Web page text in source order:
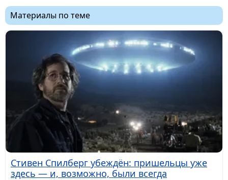
Материалы по теме
Стивен Спилберг убеждён: пришельцы уже
здесь — и, возможно, были всегда